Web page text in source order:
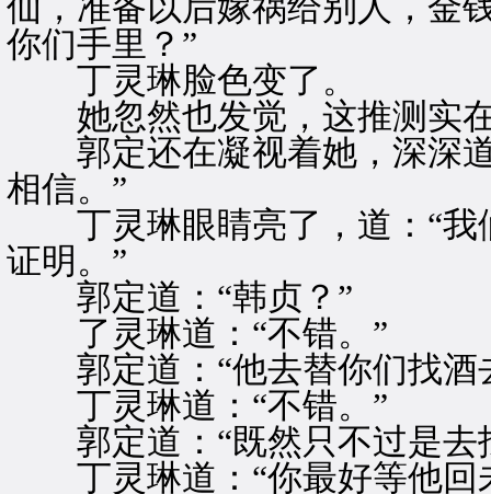
仙，准备以后嫁祸给别人，金
你们手里？”
丁灵琳脸色变了。
她忽然也发觉，这推测实
郭定还在凝视着她，深深道
相信。”
丁灵琳眼睛亮了，道：“我
证明。”
郭定道：“韩贞？”
了灵琳道：“不错。”
郭定道：“他去替你们找酒
丁灵琳道：“不错。”
郭定道：“既然只不过是去
丁灵琳道：“你最好等他回